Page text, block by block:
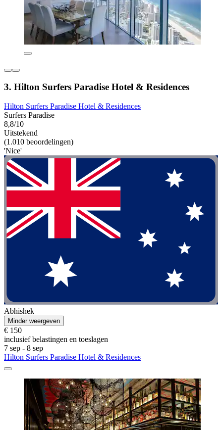
3. Hilton Surfers Paradise Hotel & Residences
Hilton Surfers Paradise Hotel & Residences
Surfers Paradise
8,8/10
Uitstekend
(1.010 beoordelingen)
'Nice'
Abhishek
Minder weergeven
€ 150
inclusief belastingen en toeslagen
7 sep - 8 sep
Hilton Surfers Paradise Hotel & Residences